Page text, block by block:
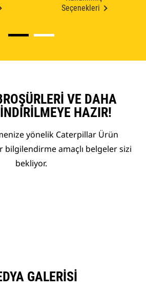
Seçenekleri
VE DAHA
HAZIR!
yönelik Caterpillar Ürün
amaçlı belgeler sizi
bekliyor.
GALERISI